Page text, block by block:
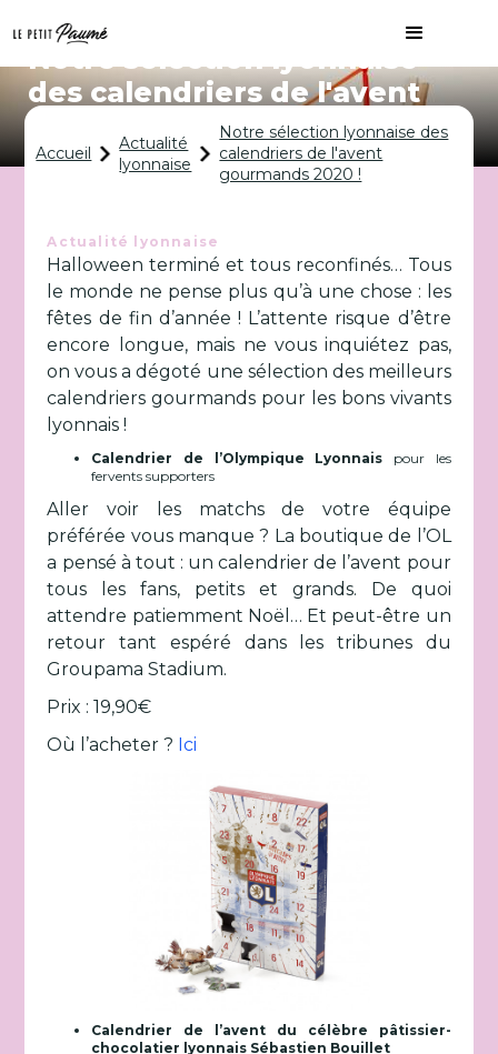
Notre sélection lyonnaise
des calendriers de l'avent
gourmands 2020 !
Accueil
Actualité
lyonnaise
Notre sélection lyonnaise des
calendriers de l'avent
gourmands 2020 !
Actualité lyonnaise
Halloween terminé et tous reconfinés… Tous
le monde ne pense plus qu’à une chose : les
fêtes de fin d’année ! L’attente risque d’être
encore longue, mais ne vous inquiétez pas,
on vous a dégoté une sélection des meilleurs
calendriers gourmands pour les bons vivants
lyonnais !
Calendrier de l’Olympique Lyonnais pour les
fervents supporters
Aller voir les matchs de votre équipe
préférée vous manque ? La boutique de l’OL
a pensé à tout : un calendrier de l’avent pour
tous les fans, petits et grands. De quoi
attendre patiemment Noël… Et peut-être un
retour tant espéré dans les tribunes du
Groupama Stadium.
Prix : 19,90€
Où l’acheter ? Ici
Calendrier de l’avent du célèbre pâtissier-
chocolatier lyonnais Sébastien Bouillet